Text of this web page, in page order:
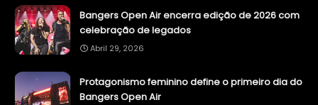
Bangers Open Air encerra edição de 2026 com
celebração de legados
Abril 29, 2026
Protagonismo feminino define o primeiro dia do
Bangers Open Air